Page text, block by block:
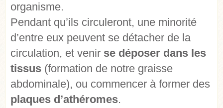
organisme.
Pendant qu’ils circuleront, une minorité
d’entre eux peuvent se détacher de la
circulation, et venir se déposer dans les
tissus (formation de notre graisse
abdominale), ou commencer à former des
plaques d’athéromes.